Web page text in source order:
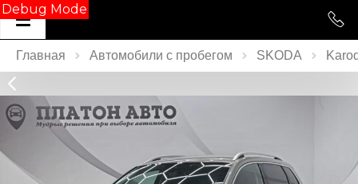
Debug Mode
Главная Автомобили с пробегом SKODA